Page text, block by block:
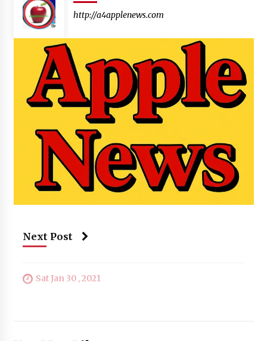
http://a4applenews.com
Next Post
Sat Jan 30 , 2021